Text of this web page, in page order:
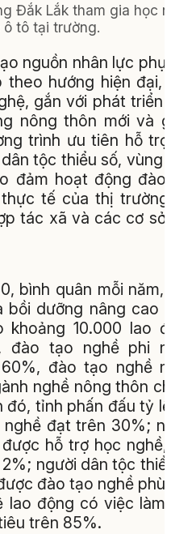
Đắk Lắk tham gia học
tô tại trường.
nguồn nhân lực
theo hướng hiện đại,
gắn với phát triển
nông thôn mới và
trình ưu tiên hỗ
tộc thiểu số, vùng
đảm hoạt động
tế của thị
tác xã và các cơ sở
bình quân mỗi năm,
dưỡng nâng cao
10.000 lao
đào tạo nghề phi
đào tạo nghề
nghề nông thôn
đó, tỉnh phấn đấu tỷ
đạt trên 30%;
hỗ trợ học
người dân tộc
đào tạo nghề phù
lao động có việc làm
trên 85%.